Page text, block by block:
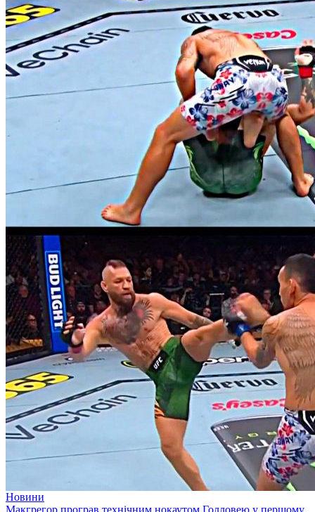
Новини
Макгрегор програв технічним нокаутом Голловею у першому